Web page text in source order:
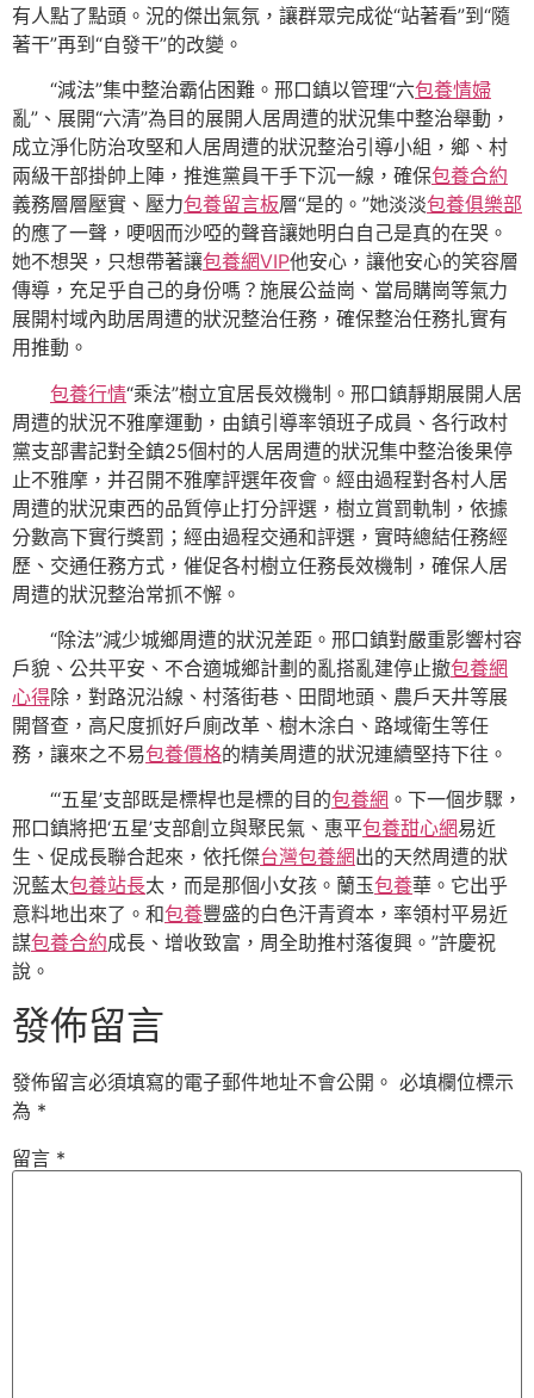
有人點了點頭。況的傑出氣氛，讓群眾完成從“站著看”到“隨
著干”再到“自發干”的改變。
“減法”集中整治霸佔困難。邢口鎮以管理“六包養情婦
亂”、展開“六清”為目的展開人居周遭的狀況集中整治舉動，
成立淨化防治攻堅和人居周遭的狀況整治引導小組，鄉、村
兩級干部掛帥上陣，推進黨員干手下沉一線，確保包養合約
義務層層壓實、壓力包養留言板層“是的。”她淡淡包養俱樂部
的應了一聲，哽咽而沙啞的聲音讓她明白自己是真的在哭。
她不想哭，只想帶著讓包養網VIP他安心，讓他安心的笑容層
傳導，充足乎自己的身份嗎？施展公益崗、當局購崗等氣力
展開村域內助居周遭的狀況整治任務，確保整治任務扎實有
用推動。
包養行情“乘法”樹立宜居長效機制。邢口鎮靜期展開人居
周遭的狀況不雅摩運動，由鎮引導率領班子成員、各行政村
黨支部書記對全鎮25個村的人居周遭的狀況集中整治後果停
止不雅摩，并召開不雅摩評選年夜會。經由過程對各村人居
周遭的狀況東西的品質停止打分評選，樹立賞罰軌制，依據
分數高下實行獎罰；經由過程交通和評選，實時總結任務經
歷、交通任務方式，催促各村樹立任務長效機制，確保人居
周遭的狀況整治常抓不懈。
“除法”減少城鄉周遭的狀況差距。邢口鎮對嚴重影響村容
戶貌、公共平安、不合適城鄉計劃的亂搭亂建停止撤包養網
心得除，對路況沿線、村落街巷、田間地頭、農戶天井等展
開督查，高尺度抓好戶廁改革、樹木涂白、路域衛生等任
務，讓來之不易包養價格的精美周遭的狀況連續堅持下往。
“‘五星’支部既是標桿也是標的目的包養網 。下一個步驟，
邢口鎮將把‘五星’支部創立與聚民氣、惠平包養甜心網易近
生、促成長聯合起來，依托傑台灣包養網出的天然周遭的狀
況藍太包養站長太，而是那個小女孩。蘭玉包養華。它出乎
意料地出來了。和包養豐盛的白色汗青資本，率領村平易近
謀包養合約成長、增收致富，周全助推村落復興。”許慶祝
說。
發佈留言
發佈留言必須填寫的電子郵件地址不會公開。 必填欄位標示
為 *
留言 *